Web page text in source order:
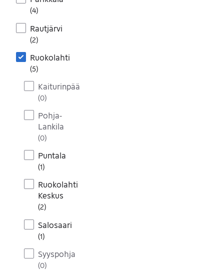
(4)
Rautjärvi
(2)
Ruokolahti
(5)
Kaiturinpää
(0)
Pohja-
Lankila
(0)
Puntala
(1)
Ruokolahti
Keskus
(2)
Salosaari
(1)
Syyspohja
(0)